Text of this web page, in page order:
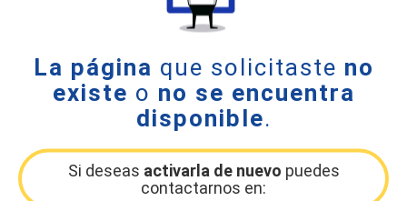
La página que solicitaste no
existe o no se encuentra
disponible.
Si deseas activarla de nuevo puedes
contactarnos en: